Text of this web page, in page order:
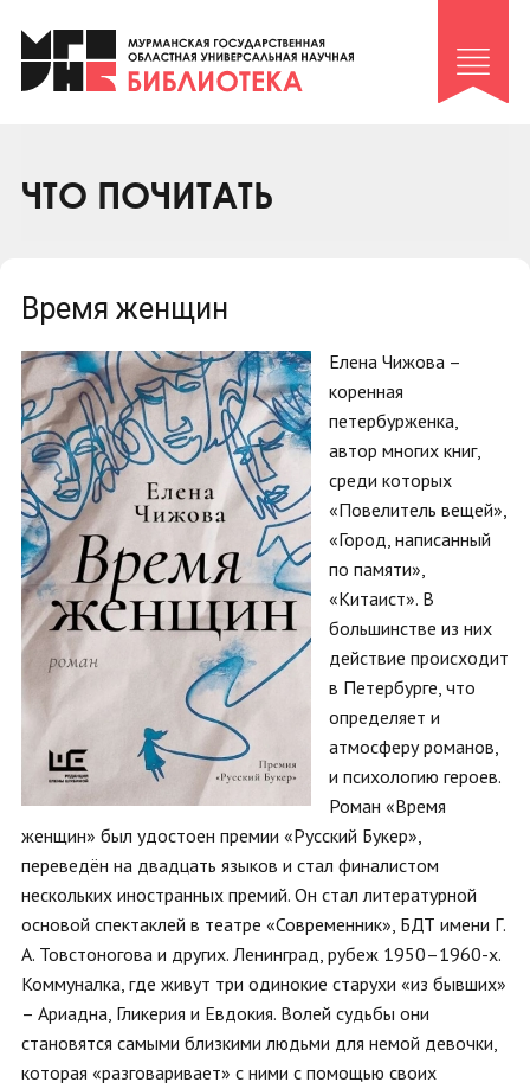
Клуб «Гиря и сельдерей»
Клуб «Семейный архив»
Коллегам
ЧТО ПОЧИТАТЬ
Время женщин
Елена Чижова –
коренная
петербурженка,
автор многих книг,
среди которых
«Повелитель вещей»,
«Город, написанный
по памяти»,
«Китаист». В
большинстве из них
действие происходит
в Петербурге, что
определяет и
атмосферу романов,
и психологию героев.
Роман «Время
женщин» был удостоен премии «Русский Букер»,
переведён на двадцать языков и стал финалистом
нескольких иностранных премий. Он стал литературной
основой спектаклей в театре «Современник», БДТ имени Г.
А. Товстоногова и других. Ленинград, рубеж 1950–1960-х.
Коммуналка, где живут три одинокие старухи «из бывших»
– Ариадна, Гликерия и Евдокия. Волей судьбы они
становятся самыми близкими людьми для немой девочки,
которая «разговаривает» с ними с помощью своих